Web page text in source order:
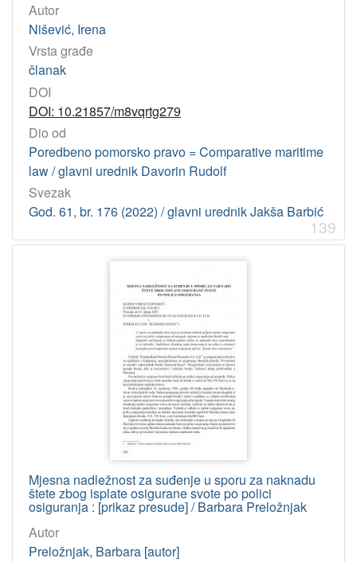
Autor
Nišević, Irena
Vrsta građe
članak
DOI
DOI: 10.21857/m8vqrtg279
Dio od
Poredbeno pomorsko pravo = Comparative maritime
law / glavni urednik Davorin Rudolf
Svezak
God. 61, br. 176 (2022) / glavni urednik Jakša Barbić
139
Mjesna nadležnost za suđenje u sporu za naknadu
štete zbog isplate osigurane svote po polici
osiguranja : [prikaz presude] / Barbara Preložnjak
Autor
Preložnjak, Barbara [autor]